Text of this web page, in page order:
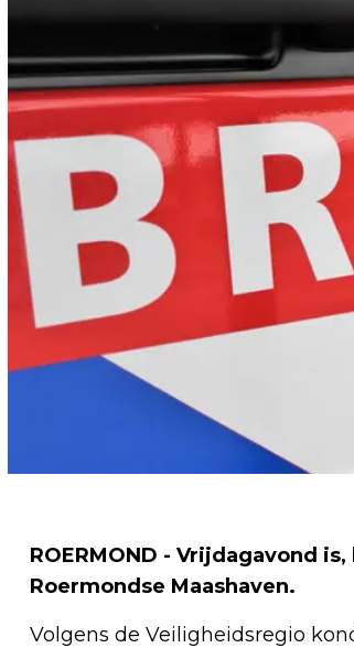
ROERMOND - Vrijdagavond
Roermondse Maashaven.
Volgens de Veiligheidsregio